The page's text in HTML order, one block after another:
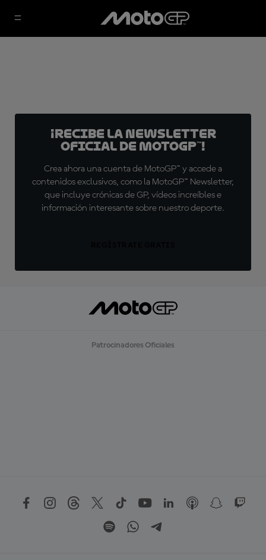
¡Recibe la Newsletter
oficial de MotoGP™!
Crea ahora una cuenta de MotoGP™ y accede a
contenidos exclusivos, como la MotoGP™ Newsletter,
que incluye crónicas de GP, vídeos increíbles e
información interesante sobre nuestro deporte.
Patrocinadores Oficiales